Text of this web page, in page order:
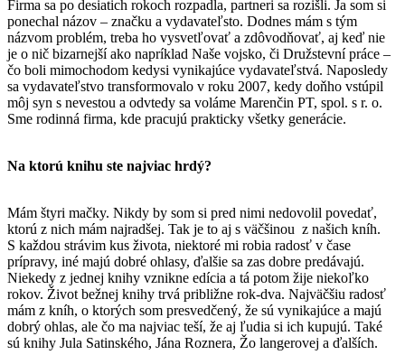
Firma sa po desiatich rokoch rozpadla, partneri sa rozišli. Ja som si
ponechal názov – značku a vydavateľsto. Dodnes mám s tým
názvom problém, treba ho vysvetľovať a zdôvodňovať, aj keď nie
je o nič bizarnejší ako napríklad Naše vojsko, či Družstevní práce –
čo boli mimochodom kedysi vynikajúce vydavateľstvá. Naposledy
sa vydavateľstvo transformovalo v roku 2007, kedy doňho vstúpil
môj syn s nevestou a odvtedy sa voláme Marenčin PT, spol. s r. o.
Sme rodinná firma, kde pracujú prakticky všetky generácie.
Na ktorú knihu ste najviac hrdý?
Mám štyri mačky. Nikdy by som si pred nimi nedovolil povedať,
ktorú z nich mám najradšej. Tak je to aj s väčšinou z našich kníh.
S každou strávim kus života, niektoré mi robia radosť v čase
prípravy, iné majú dobré ohlasy, ďalšie sa zas dobre predávajú.
Niekedy z jednej knihy vznikne edícia a tá potom žije niekoľko
rokov. Život bežnej knihy trvá približne rok-dva. Najväčšiu radosť
mám z kníh, o ktorých som presvedčený, že sú vynikajúce a majú
dobrý ohlas, ale čo ma najviac teší, že aj ľudia si ich kupujú. Také
sú knihy Jula Satinského, Jána Roznera, Žo langerovej a ďalších.